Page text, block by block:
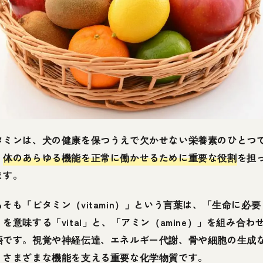
ミンは、犬の健康を保つうえで欠かせない栄養素のひとつ
体のあらゆる機能を正常に働かせるために重要な役割を担
。
そも「ビタミン（vitamin）」という言葉は、「生命に必要
を意味する「vital」と、「アミン（amine）」を組み合わ
です。視覚や神経伝達、エネルギー代謝、骨や細胞の生成
まざまな機能を支える重要な化学物質です。